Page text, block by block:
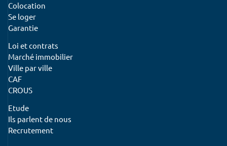
Colocation
Se loger
Garantie
Loi et contrats
Marché immobilier
Ville par ville
CAF
CROUS
Etude
Ils parlent de nous
Recrutement